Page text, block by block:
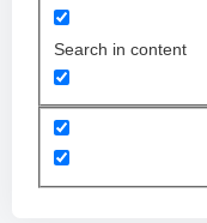
Search in content